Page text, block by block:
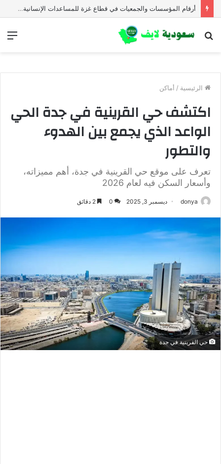
أرقام المؤسسات والجمعيات في قطاع غزة للمساعدات الإنسانية العاجلة
بحث
الرئيسية / أماكن
اكتشف حي القرينية في جدة الحي
الواعد الذي يجمع بين الهدوء
والتطور
تعرف على موقع حي القرينية في جدة، أهم مميزاته،
وأسعار السكن فيه لعام 2026
donya ديسمبر 3, 2025 0
حي القرينية في جدة